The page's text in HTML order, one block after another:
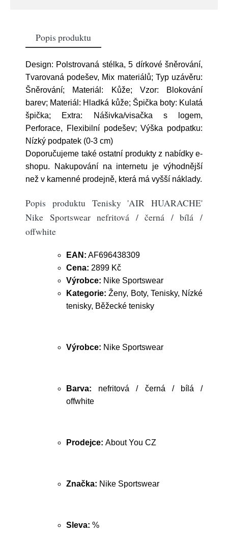
Popis produktu
Design: Polstrovaná stélka, 5 dírkové šněrování,
Tvarovaná podešev, Mix materiálů; Typ uzávěru:
Šněrování; Materiál: Kůže; Vzor: Blokování
barev; Materiál: Hladká kůže; Špička boty: Kulatá
špička; Extra: Nášivka/visačka s logem,
Perforace, Flexibilní podešev; Výška podpatku:
Nízký podpatek (0-3 cm)
Doporučujeme také ostatní produkty z nabídky e-
shopu. Nakupování na internetu je výhodnější
než v kamenné prodejně, která má vyšší náklady.
Popis produktu Tenisky 'AIR HUARACHE'
Nike Sportswear nefritová / černá / bílá /
offwhite
EAN: AF696438309
Cena: 2899 Kč
Výrobce: Nike Sportswear
Kategorie: Ženy, Boty, Tenisky, Nízké
tenisky, Běžecké tenisky
Výrobce: Nike Sportswear
Barva: nefritová / černá / bílá /
offwhite
Prodejce: About You CZ
Značka: Nike Sportswear
Sleva: %